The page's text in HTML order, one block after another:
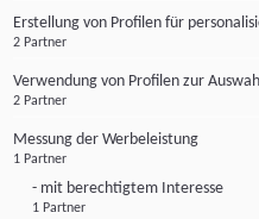
Erstellung von Profilen für
2 Partner
Verwendung von Profilen zur
2 Partner
Messung der Werbeleistung
1 Partner
- mit berechtigtem Interesse
1 Partner